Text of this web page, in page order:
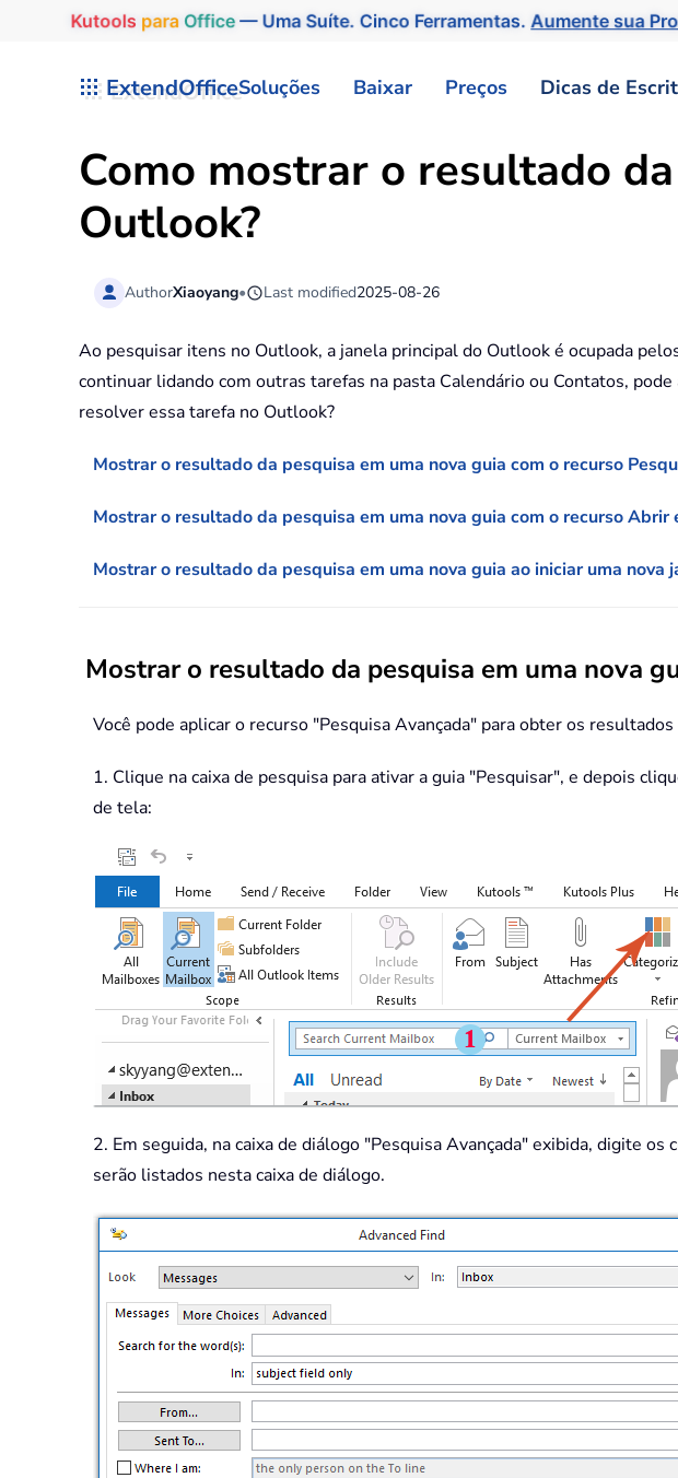
Kutools para Office— Uma Suíte. Cinco Ferramentas.Aumente sua
ExtendOfficeSoluções Baixar Preços Dicas de
Como mostrar o resultado
Outlook?
AuthorXiaoyang• Last modified2025-08-26
Ao pesquisar itens no Outlook, a janela principal do Outlook é ocupada
continuar lidando com outras tarefas na pasta Calendário ou Contatos,
resolver essa tarefa no Outlook?
Mostrar o resultado da pesquisa em uma nova guia com o recurso
Mostrar o resultado da pesquisa em uma nova guia com o recurso Abrir
Mostrar o resultado da pesquisa em uma nova guia ao iniciar uma nova
Mostrar o resultado da pesquisa em uma nova
Você pode aplicar o recurso "Pesquisa Avançada" para obter os
1. Clique na caixa de pesquisa para ativar a guia "Pesquisar", e depois
de tela:
2. Em seguida, na caixa de diálogo "Pesquisa Avançada" exibida, digite
serão listados nesta caixa de diálogo.